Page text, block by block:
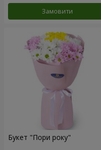
Замовити
Букет "Пори року"